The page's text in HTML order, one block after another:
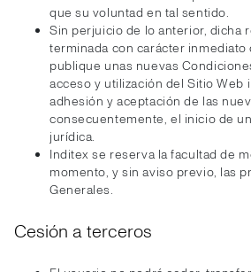
que su voluntad en tal sentido.
Sin perjuicio de lo anterior, dicha
terminada con carácter inmediato
publique unas nuevas
acceso y utilización del Sitio Web
adhesión y aceptación de las
consecuentemente, el inicio de
jurídica.
Inditex se reserva la facultad de
momento, y sin aviso previo, las
Generales.
Cesión a terceros